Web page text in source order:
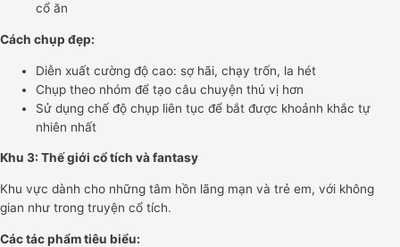
cổ ăn
Cách chụp đẹp:
Diễn xuất cường độ cao: sợ hãi, chạy trốn, la hét
Chụp theo nhóm để tạo câu chuyện thú vị hơn
Sử dụng chế độ chụp liên tục để bắt được khoảnh khắc tự
nhiên nhất
Khu 3: Thế giới cổ tích và fantasy
Khu vực dành cho những tâm hồn lãng mạn và trẻ em, với không
gian như trong truyện cổ tích.
Các tác phẩm tiêu biểu: